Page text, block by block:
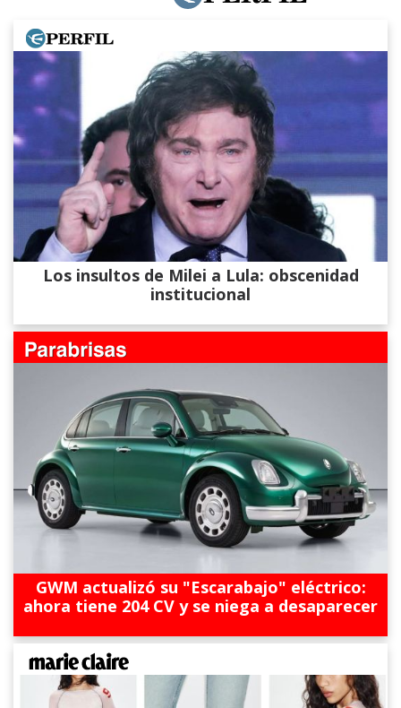
Los insultos de Milei a Lula: obscenidad
institucional
GWM actualizó su "Escarabajo" eléctrico:
ahora tiene 204 CV y se niega a desaparecer